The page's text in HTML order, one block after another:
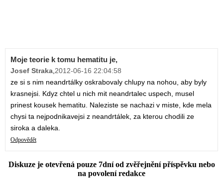
Moje teorie k tomu hematitu je,
Josef Straka 2012-06-16 22:04:58
ze si s nim neandrtálky oskrabovaly chlupy na nohou, aby byly
krasnejsi. Kdyz chtel u nich mit neandrtalec uspech, musel
prinest kousek hematitu. Naleziste se nachazi v miste, kde mela
chysi ta nejpodnikavejsi z neandrtálek, za kterou chodili ze
siroka a daleka.
Odpovědět
Diskuze je otevřená pouze 7dní od zvěřejnění příspěvku nebo
na povolení redakce